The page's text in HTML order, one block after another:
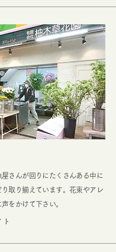
ト
さんが回りにたくさんある中に
取り揃えています。花束やアレ
をかけて下さい。